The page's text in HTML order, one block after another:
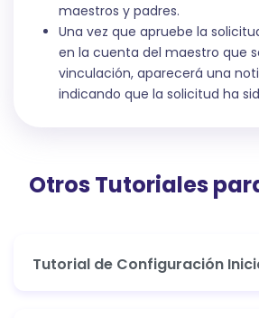
maestros y padres.
Una vez que apruebe la
en la cuenta del maestro que
vinculación, aparecerá una
indicando que la solicitud ha
Otros Tutoriales
Tutorial de Configuración